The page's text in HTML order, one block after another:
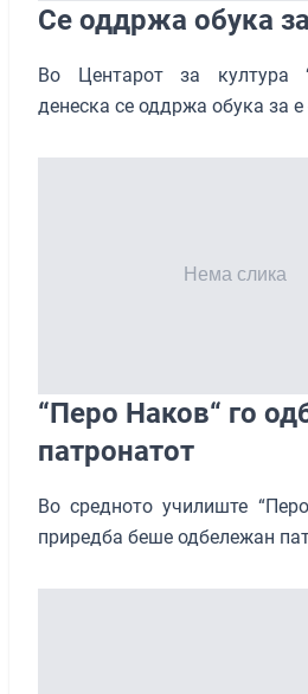
Се оддржа обука
Во Центарот за култура
денеска се оддржа обука за е
“Перо Наков“ го
патронатот
Во средното училиште
приредба беше одбележан